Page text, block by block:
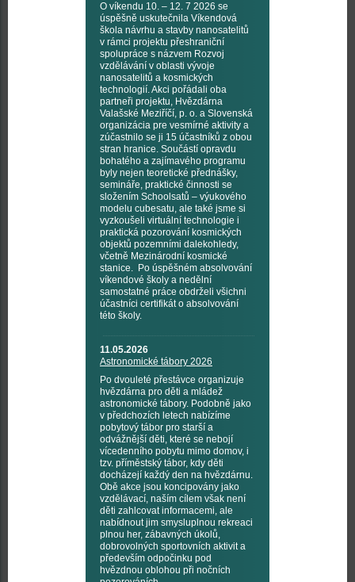
O víkendu 10. – 12. 7 2026 se
úspěšně uskutečnila Víkendová
škola návrhu a stavby nanosatelitů
v rámci projektu přeshraniční
spolupráce s názvem Rozvoj
vzdělávání v oblasti vývoje
nanosatelitů a kosmických
technologií. Akci pořádali oba
partneři projektu, Hvězdárna
Valašské Meziříčí, p. o. a Slovenská
organizácia pre vesmírné aktivity a
zúčastnilo se ji 15 účastníků z obou
stran hranice. Součástí opravdu
bohatého a zajímavého programu
byly nejen teoretické přednášky,
semináře, praktické činnosti se
složením Schoolsatů – výukového
modelu cubesatu, ale také jsme si
vyzkoušeli virtuální technologie i
praktická pozorování kosmických
objektů pozemními dalekohledy,
včetně Mezinárodní kosmické
stanice. Po úspěšném absolvování
víkendové školy a nedělní
samostatné práce obdrželi všichni
účastníci certifikát o absolvování
této školy.
11.05.2026
Astronomické tábory 2026
Po dvouleté přestávce organizuje
hvězdárna pro děti a mládež
astronomické tábory. Podobně jako
v předchozích letech nabízíme
pobytový tábor pro starší a
odvážnější děti, které se nebojí
vícedenního pobytu mimo domov, i
tzv. příměstský tábor, kdy děti
docházejí každý den na hvězdárnu.
Obě akce jsou koncipovány jako
vzdělávací, naším cílem však není
děti zahlcovat informacemi, ale
nabídnout jim smysluplnou rekreaci
plnou her, zábavných úkolů,
dobrovolných sportovních aktivit a
především odpočinku pod
hvězdnou oblohou při nočních